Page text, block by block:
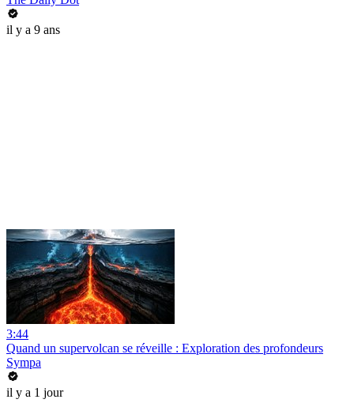
il y a 9 ans
3:44
Quand un supervolcan se réveille : Exploration des profondeurs
Sympa
il y a 1 jour